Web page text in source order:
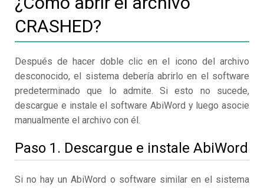
CRASHED?
Después de hacer doble clic en el icono del archivo
desconocido, el sistema debería abrirlo en el software
predeterminado que lo admite. Si esto no sucede,
descargue e instale el software AbiWord y luego asocie
manualmente el archivo con él.
Paso 1. Descargue e instale AbiWord
Si no hay un AbiWord o software similar en el sistema